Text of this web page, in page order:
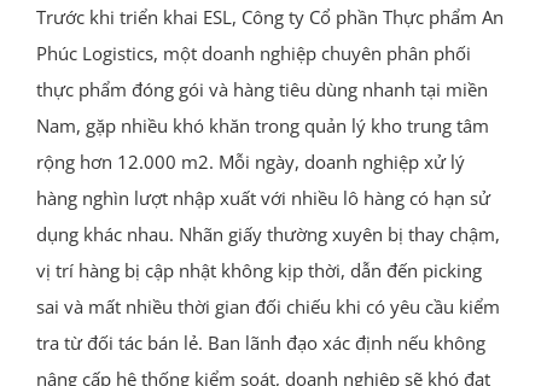
Trước khi triển khai ESL, Công ty Cổ phần Thực phẩm An
Phúc Logistics, một doanh nghiệp chuyên phân phối
thực phẩm đóng gói và hàng tiêu dùng nhanh tại miền
Nam, gặp nhiều khó khăn trong quản lý kho trung tâm
rộng hơn 12.000 m2. Mỗi ngày, doanh nghiệp xử lý
hàng nghìn lượt nhập xuất với nhiều lô hàng có hạn sử
dụng khác nhau. Nhãn giấy thường xuyên bị thay chậm,
vị trí hàng bị cập nhật không kịp thời, dẫn đến picking
sai và mất nhiều thời gian đối chiếu khi có yêu cầu kiểm
tra từ đối tác bán lẻ. Ban lãnh đạo xác định nếu không
nâng cấp hệ thống kiểm soát, doanh nghiệp sẽ khó đạt